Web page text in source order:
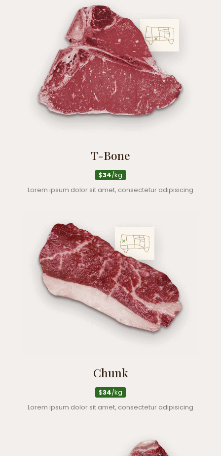
T-Bone
$34/kg
Lorem ipsum dolor sit amet, consectetur adipisicing
Chunk
$34/kg
Lorem ipsum dolor sit amet, consectetur adipisicing